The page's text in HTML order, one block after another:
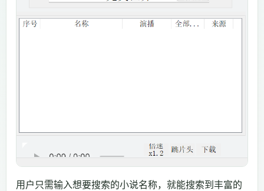
用户只需输入想要搜索的小说名称，就能搜索到丰富的